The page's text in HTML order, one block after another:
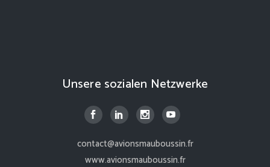
Unsere sozialen Netzwerke
contact@avionsmauboussin.fr
www.avionsmauboussin.fr